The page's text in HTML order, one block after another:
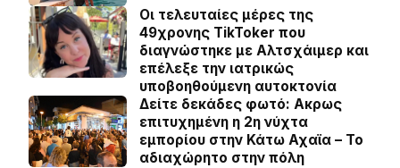
Οι τελευταίες μέρες της
49χρονης TikToker που
διαγνώστηκε με Αλτσχάιμερ και
επέλεξε την ιατρικώς
υποβοηθούμενη αυτοκτονία
Δείτε δεκάδες φωτό: Ακρως
επιτυχημένη η 2η νύχτα
εμπορίου στην Κάτω Αχαϊα – Το
αδιαχώρητο στην πόλη